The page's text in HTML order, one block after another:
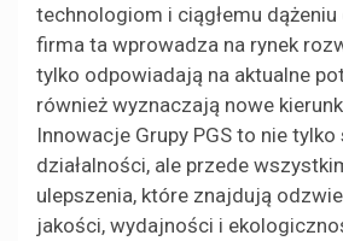
technologiom i ciągłemu dążeniu
firma ta wprowadza na rynek
tylko odpowiadają na aktualne
również wyznaczają nowe
Innowacje Grupy PGS to nie
działalności, ale przede
ulepszenia, które znajdują
jakości, wydajności i